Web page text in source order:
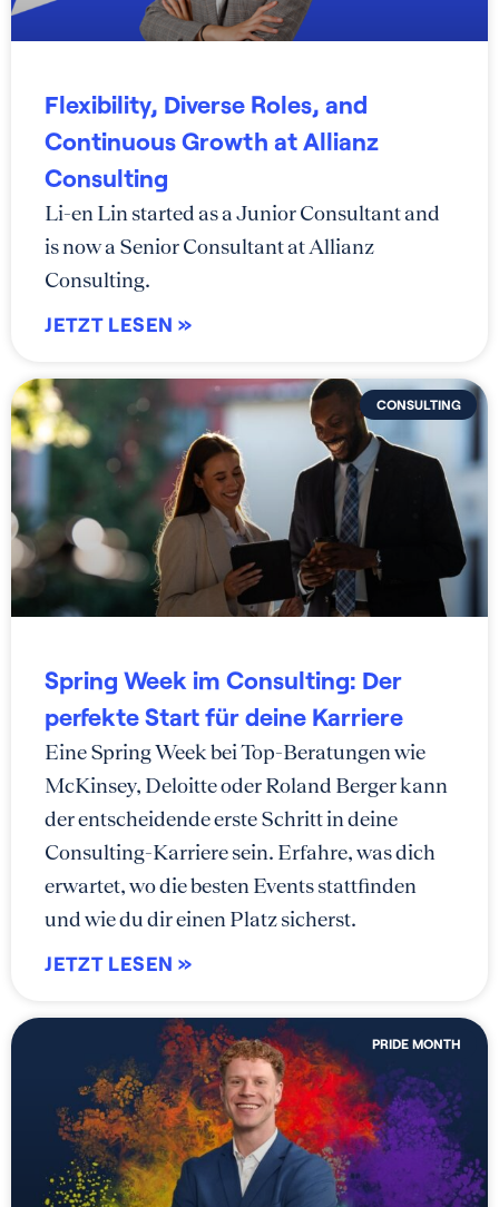
Flexibility, Diverse Roles, and
Continuous Growth at Allianz
Consulting
Li-en Lin started as a Junior Consultant and
is now a Senior Consultant at Allianz
Consulting.
JETZT LESEN »
CONSULTING
Spring Week im Consulting: Der
perfekte Start für deine Karriere
Eine Spring Week bei Top-Beratungen wie
McKinsey, Deloitte oder Roland Berger kann
der entscheidende erste Schritt in deine
Consulting-Karriere sein. Erfahre, was dich
erwartet, wo die besten Events stattfinden
und wie du dir einen Platz sicherst.
JETZT LESEN »
PRIDE MONTH